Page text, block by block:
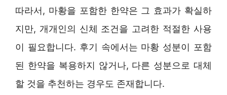
따라서, 마황을 포함한 한약은 그 효과가 확실하
지만, 개개인의 신체 조건을 고려한 적절한 사용
이 필요합니다. 후기 속에서는 마황 성분이 포함
된 한약을 복용하지 않거나, 다른 성분으로 대체
할 것을 추천하는 경우도 존재합니다.